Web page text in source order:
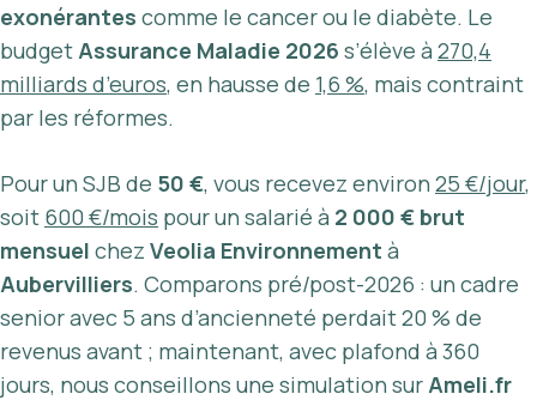
exonérantes comme le cancer ou le diabète. Le
budget Assurance Maladie 2026 s’élève à 270,4
milliards d’euros, en hausse de 1,6 %, mais contraint
par les réformes.
Pour un SJB de 50 €, vous recevez environ 25 €/jour,
soit 600 €/mois pour un salarié à 2 000 € brut
mensuel chez Veolia Environnement à
Aubervilliers. Comparons pré/post-2026 : un cadre
senior avec 5 ans d’ancienneté perdait 20 % de
revenus avant ; maintenant, avec plafond à 360
jours, nous conseillons une simulation sur Ameli.fr